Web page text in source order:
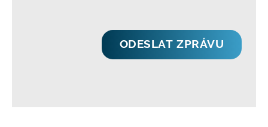
ODESLAT ZPRÁVU